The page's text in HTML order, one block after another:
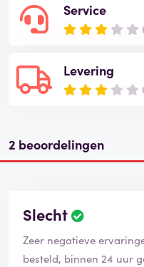
Service
Levering
2 beoordelingen
Slecht
Zeer negatieve
besteld, binnen 24 uur